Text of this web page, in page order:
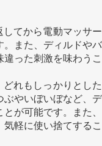
してから電動マッサー
。また、ディルドやバ
った刺激を味わうこ
どれもしっかりとした
ぶやいぼいぼなど、デ
が可能です。また、
軽に使い捨てするこ